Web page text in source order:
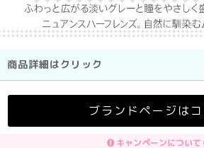
商品詳細はクリック
ブランドページは
キャンペーンについて